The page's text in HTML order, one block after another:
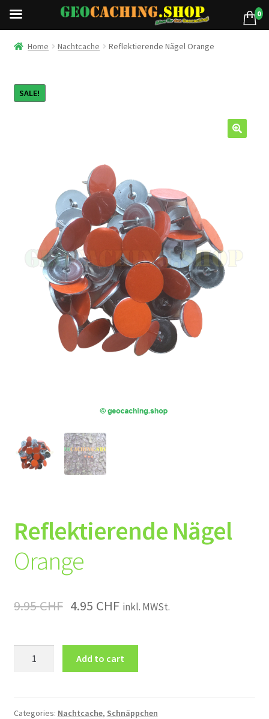
Home Nachtcache Reflektierende Nägel Orange
SALE!
Reflektierende Nägel
Orange
9.95CHF 4.95 CHF inkl. MWSt.
Add to cart
Categories: Nachtcache, Schnäppchen
0